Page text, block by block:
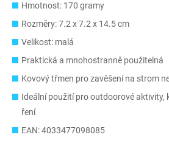
Hmotnost: 170 gramy
Rozměry: 7.2 x 7.2 x 14.5 cm
Velikost: malá
Praktická a mnohostranně použitelná
Kovový třmen pro zavěšení na strom
Ideální použití pro outdoorové aktivity,
ření
EAN: 4033477098085